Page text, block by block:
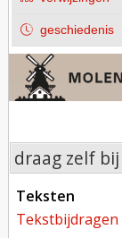
geschiedenis
draag zelf bij
teksten